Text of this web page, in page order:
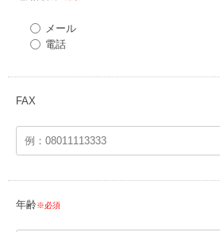
メール
電話
FAX
年齢※必須